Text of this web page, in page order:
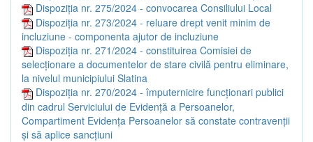
Dispoziția nr. 275/2024 - convocarea Consiliului Local
Dispoziția nr. 273/2024 - reluare drept venit minim de
incluziune - componenta ajutor de incluziune
Dispoziția nr. 271/2024 - constituirea Comisiei de
selecționare a documentelor de stare civilă pentru eliminare,
la nivelul municipiului Slatina
Dispoziția nr. 270/2024 - împuternicire funcționari publici
din cadrul Serviciului de Evidență a Persoanelor,
Compartiment Evidența Persoanelor să constate contravenții
și să aplice sancțiuni